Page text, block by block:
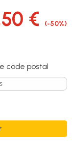
€ (-50%)
code postal